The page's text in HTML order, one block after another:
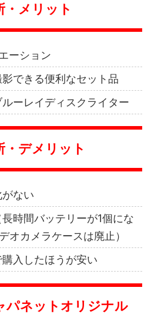
メリット
ーション
できる便利なセット品
ーレイディスクライター
デメリット
ない
時間バッテリーが1個にな
オカメラケースは廃止）
入したほうが安い
パネットオリジナル